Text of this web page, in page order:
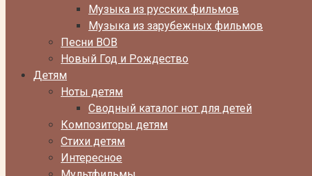
Музыка из русских фильмов
Музыка из зарубежных фильмов
Песни ВОВ
Новый Год и Рождество
Детям
Ноты детям
Сводный каталог нот для детей
Композиторы детям
Стихи детям
Интересное